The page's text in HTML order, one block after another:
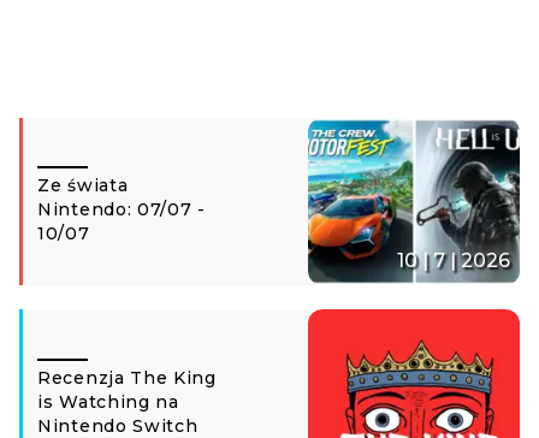
Ze świata
Nintendo: 07/07 -
10/07
10 | 7 | 2026
Recenzja The King
is Watching na
Nintendo Switch